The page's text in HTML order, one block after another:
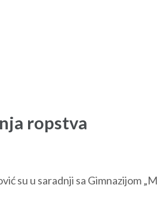
ropstva
su u saradnji sa Gimnazijom